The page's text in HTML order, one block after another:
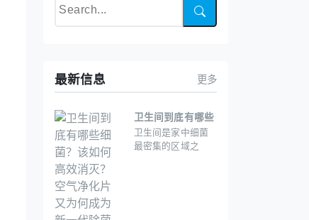
最新信息 更多
卫生间到底有哪些
细菌？该如何高效
消灭？空气净化片
卫生间是家中细菌
最密集的区域之